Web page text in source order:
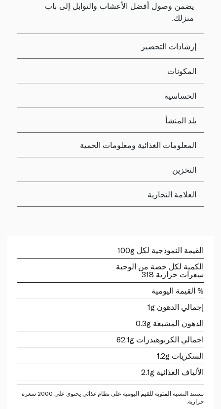
يضمن وصول أفضل الأعشاب والتوابل إلى باب
منزلك.
إرشادات التحضير
المكونات
الحساسية
بلد المنشأ
المعلومات الغذائية ومعلومات الحمية
التخزين
العلامة التجارية
القيمة النموذجية لكل 100g
الكمية لكل حصة من الوجبة
سعرات حرارية 318
% القيمة اليومية
إجمالي الدهون 1g
الدهون المشبعة 0.3g
اجمالي الكربوهيدرات 62.1g
السكريات 1.2g
الألياف الغذائية 2.1g
تستند النسبة المئوية للقيم اليومية على نظام غذائي يحتوي على 2000 سعرة
حرارية.